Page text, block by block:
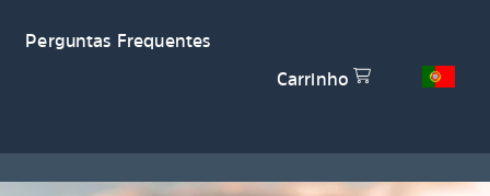
Perguntas Frequentes
Carrinho